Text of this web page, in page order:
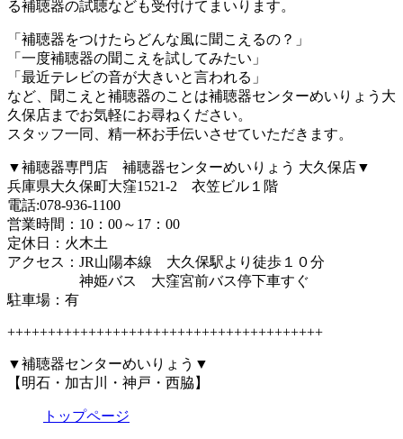
る補聴器の試聴なども受付けてまいります。
「補聴器をつけたらどんな風に聞こえるの？」
「一度補聴器の聞こえを試してみたい」
「最近テレビの音が大きいと言われる」
など、聞こえと補聴器のことは補聴器センターめいりょう大
久保店までお気軽にお尋ねください。
スタッフ一同、精一杯お手伝いさせていただきます。
▼補聴器専門店 補聴器センターめいりょう 大久保店▼
兵庫県大久保町大窪1521-2 衣笠ビル１階
電話:078-936-1100
営業時間：10：00～17：00
定休日：火木土
アクセス：JR山陽本線 大久保駅より徒歩１０分
神姫バス 大窪宮前バス停下車すぐ
駐車場：有
+++++++++++++++++++++++++++++++++++++++
▼補聴器センターめいりょう▼
【明石・加古川・神戸・西脇】
トップページ